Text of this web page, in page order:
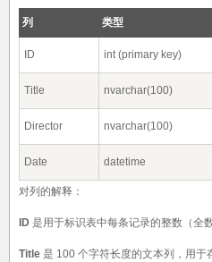
列 类型
ID int (primary key)
Title nvarchar(100)
Director nvarchar(100)
Date datetime
对列的解释：
ID 是用于标识表中每条记录的整数（全数
Title 是 100 个字符长度的文本列，用于